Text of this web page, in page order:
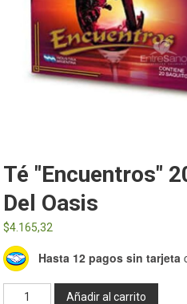
Té "Encuentros"
Del Oasis
$4.165,32
Hasta 12 pagos sin tarjeta
Añadir al carrito